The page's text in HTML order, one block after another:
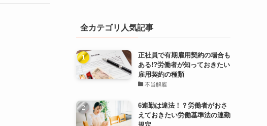
全カテゴリ人気記事
正社員で有期雇用契約の場合も
ある!?労働者が知っておきたい
雇用契約の種類
不当解雇
6連勤は違法！？労働者がおさ
えておきたい労働基準法の連勤